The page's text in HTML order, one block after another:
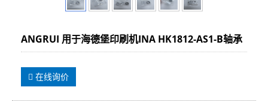
ANGRUI 用于海德堡印刷机INA HK1812-AS1-B轴承
在线询价